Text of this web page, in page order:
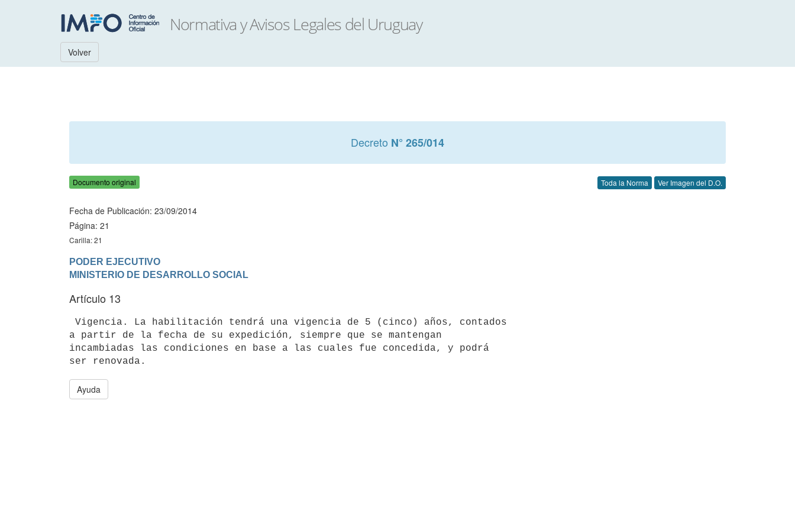
Volver
Decreto N° 265/014
Documento original Toda la Norma Ver Imagen del D.O.
Fecha de Publicación: 23/09/2014
Página: 21
Carilla: 21
PODER EJECUTIVO
Artículo 13
a partir de la fecha de su expedición, siempre que se mantengan
incambiadas las condiciones en base a las cuales fue concedida, y podrá
Ayuda